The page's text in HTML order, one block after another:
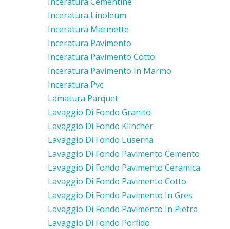
Inceratura Linoleum
Inceratura Marmette
Inceratura Pavimento
Inceratura Pavimento Cotto
Inceratura Pavimento In Marmo
Inceratura Pvc
Lamatura Parquet
Lavaggio Di Fondo Granito
Lavaggio Di Fondo Klincher
Lavaggio Di Fondo Luserna
Lavaggio Di Fondo Pavimento Cemento
Lavaggio Di Fondo Pavimento Ceramica
Lavaggio Di Fondo Pavimento Cotto
Lavaggio Di Fondo Pavimento In Gres
Lavaggio Di Fondo Pavimento In Pietra
Lavaggio Di Fondo Porfido